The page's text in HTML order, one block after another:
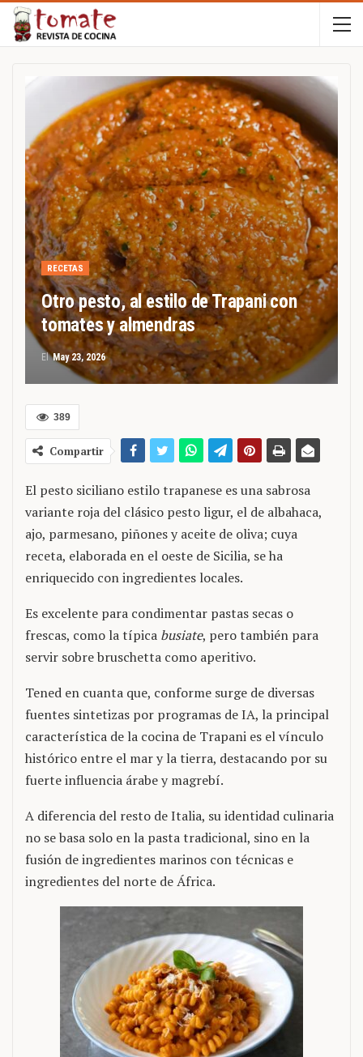
RECETAS
Otro pesto, al estilo de Trapani con
tomates y almendras
ElMay 23, 2026
389
Compartir
El pesto siciliano estilo trapanese es una sabrosa
variante roja del clásico pesto ligur, el de albahaca,
ajo, parmesano, piñones y aceite de oliva; cuya
receta, elaborada en el oeste de Sicilia, se ha
enriquecido con ingredientes locales.
Es excelente para condimentar pastas secas o
frescas, como la típica busiate, pero también para
servir sobre bruschetta como aperitivo.
Tened en cuanta que, conforme surge de diversas
fuentes sintetizas por programas de IA, la principal
característica de la cocina de Trapani es el vínculo
histórico entre el mar y la tierra, destacando por su
fuerte influencia árabe y magrebí.
A diferencia del resto de Italia, su identidad culinaria
no se basa solo en la pasta tradicional, sino en la
fusión de ingredientes marinos con técnicas e
ingredientes del norte de África.